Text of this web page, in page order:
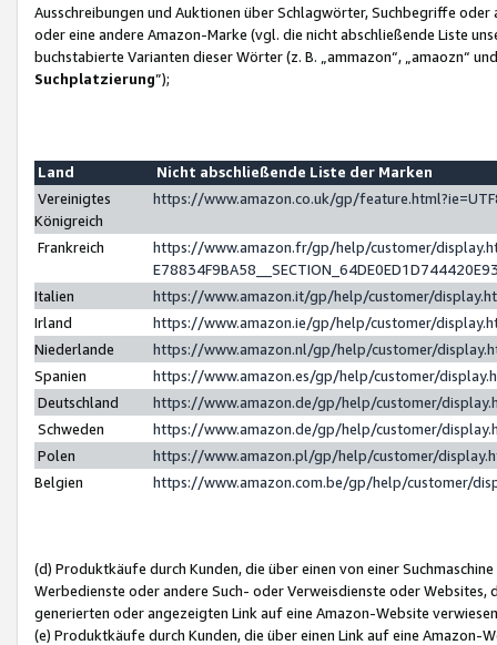
Ausschreibungen und Auktionen über Schlagwörter, Suchbegriffe
oder eine andere Amazon-Marke (vgl. die nicht abschließende Liste
buchstabierte Varianten dieser Wörter (z. B. „ammazon“, „amaozn“
Suchplatzierung”);
Land
Nicht abschließende Liste der Marken
Vereinigtes
Königreich
https://www.amazon.co.uk/gp/
Frankreich
https://www.amazon.fr/gp/help/customer/
Italien
https://www.amazon.it/gp/help/customer/
Irland
https://www.amazon.ie/gp/help/customer/
Niederlande
https://www.amazon.nl/gp/help/customer/
Spanien
https://www.amazon.es/gp/help/customer/
Deutschland
https://www.amazon.de/gp/help/customer/
Schweden
https://www.amazon.de/gp/help/customer/
Polen
https://www.amazon.pl/gp/help/customer/
Belgien
https://www.amazon.com.be/gp/help/customer/
(d) Produktkäufe durch Kunden, die über einen von einer
Werbedienste oder andere Such- oder Verweisdienste oder Websites,
generierten oder angezeigten Link auf eine Amazon-Website
(e) Produktkäufe durch Kunden, die über einen Link auf eine